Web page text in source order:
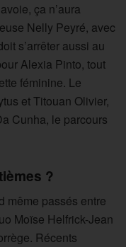
ça n’aura
Nelly Peyré, avec
s’arrêter aussi au
Alexia Pinto, tout
féminine. Le
et Titouan Olivier,
Cunha, le parcours
?
même passés entre
Moïse Helfrick-Jean
Récents